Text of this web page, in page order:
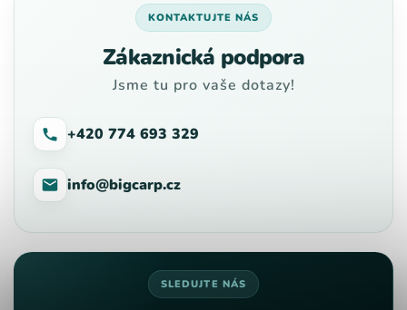
KONTAKTUJTE NÁS
Zákaznická podpora
Jsme tu pro vaše dotazy!
+420 774 693 329
info@bigcarp.cz
SLEDUJTE NÁS